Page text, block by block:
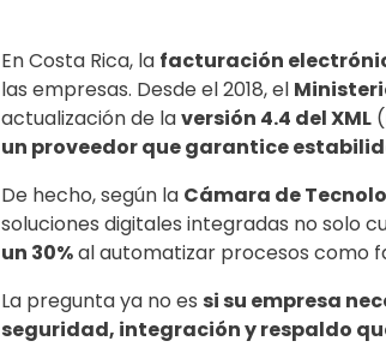
En Costa Rica, la facturación
las empresas. Desde el 2018, el
actualización de laversión 4.4 del XML
un proveedor que garantice
De hecho, según la Cámara de
soluciones digitales integradas no solo
un 30%al automatizar procesos como
La pregunta ya no es si su empresa
seguridad, integración y respaldo